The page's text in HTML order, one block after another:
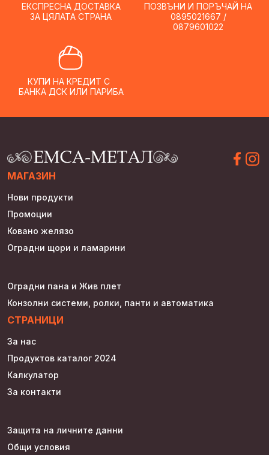
ЕКСПРЕСНА ДОСТАВКА
ЗА ЦЯЛАТА СТРАНА
ПОЗВЪНИ И ПОРЪЧАЙ НА
0895021667 /
0879601022
КУПИ НА КРЕДИТ С
БАНКА ДСК ИЛИ ПАРИБА
МАГАЗИН
Нови продукти
Промоции
Ковано желязо
Оградни щори и ламарини
Оградни пана и Жив плет
Конзолни системи, ролки, панти и автоматика
СТРАНИЦИ
За нас
Продуктов каталог 2024
Калкулатор
За контакти
Защита на личните данни
Общи условия